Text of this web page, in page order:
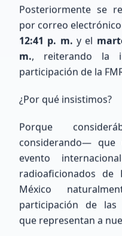
COMUNIDAD XE
Nuestros
Recientes
Posteriormente se
por correo
12:41 p. m. y el
m., reiterando la
participación de la
¿Por qué insistimos?
Porque
considerando—
evento
radioaficionados de
México
participación de las
que representan a